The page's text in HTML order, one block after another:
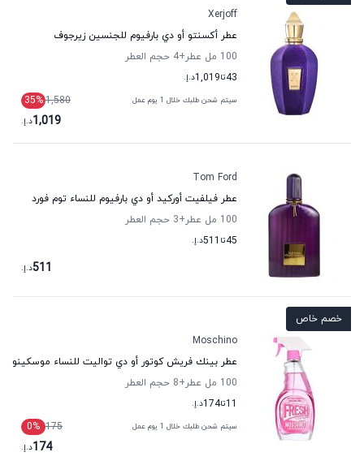
Xerjoff
عطر أكسنتو أو دي بارفيوم للجنسين زيرجوف
100 مل عطر
+4
حجم العطر
43تا1,019د.إ.
سيتم شحن طلبك خلال 1 يوم عمل 1,580
35%
1,019د.إ.
Tom Ford
عطر فيلفيت أوركيد أو دي بارفيوم للنساء توم فورد
100 مل عطر
+3
حجم العطر
45تا 511د.إ.
511د.إ.
خصم خاص
Moschino
عطر بينك فريش كوتور أو دي تواليت للنساء موسكينو
100 مل عطر
+8
حجم العطر
11تا174د.إ.
سيتم شحن طلبك خلال 1 يوم عمل 175
0%
174د.إ.